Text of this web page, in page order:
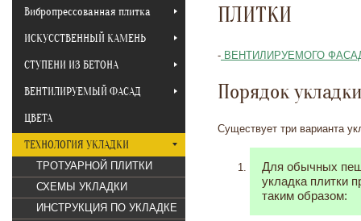
Вибропрессованная плитка
ИСКУССТВЕННЫЙ КАМЕНЬ
СТУПЕНИ ИЗ БЕТОНА
ВЕНТИЛИРУЕМЫЙ ФАСАД
ЦВЕТА
ТЕХНОЛОГИЯ УКЛАДКИ
ТРОТУАРНОЙ ПЛИТКИ
СХЕМЫ УКЛАДКИ
ИНСТРУКЦИЯ ПО УКЛАДКЕ
ПЛИТКИ
- ВЕНТИЛИРУЕМОГО
Порядок
Существует три варианта
Для обычных
укладка плитки
таким образом: